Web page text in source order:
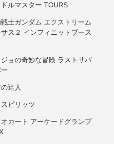
ルマスター TOURS
士ガンダム エクストリーム
ス２ インフィニットブース
ョの奇妙な冒険 ラストサバ
達人
ピリッツ
カート アーケードグランプ